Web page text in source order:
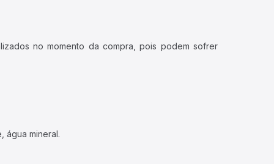
no momento da compra, pois podem sofrer
água mineral.